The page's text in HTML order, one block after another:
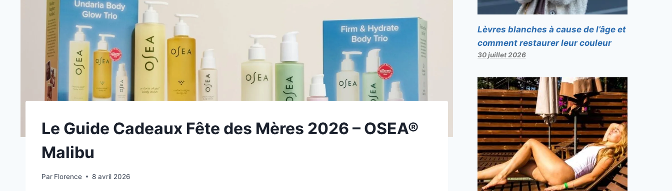
Le Guide Cadeaux Fête des Mères 2026 – OSEA®
Malibu
Par Florence 8 avril 2026
Lèvres blanches à cause de l’âge et
comment restaurer leur couleur
30 juillet 2026